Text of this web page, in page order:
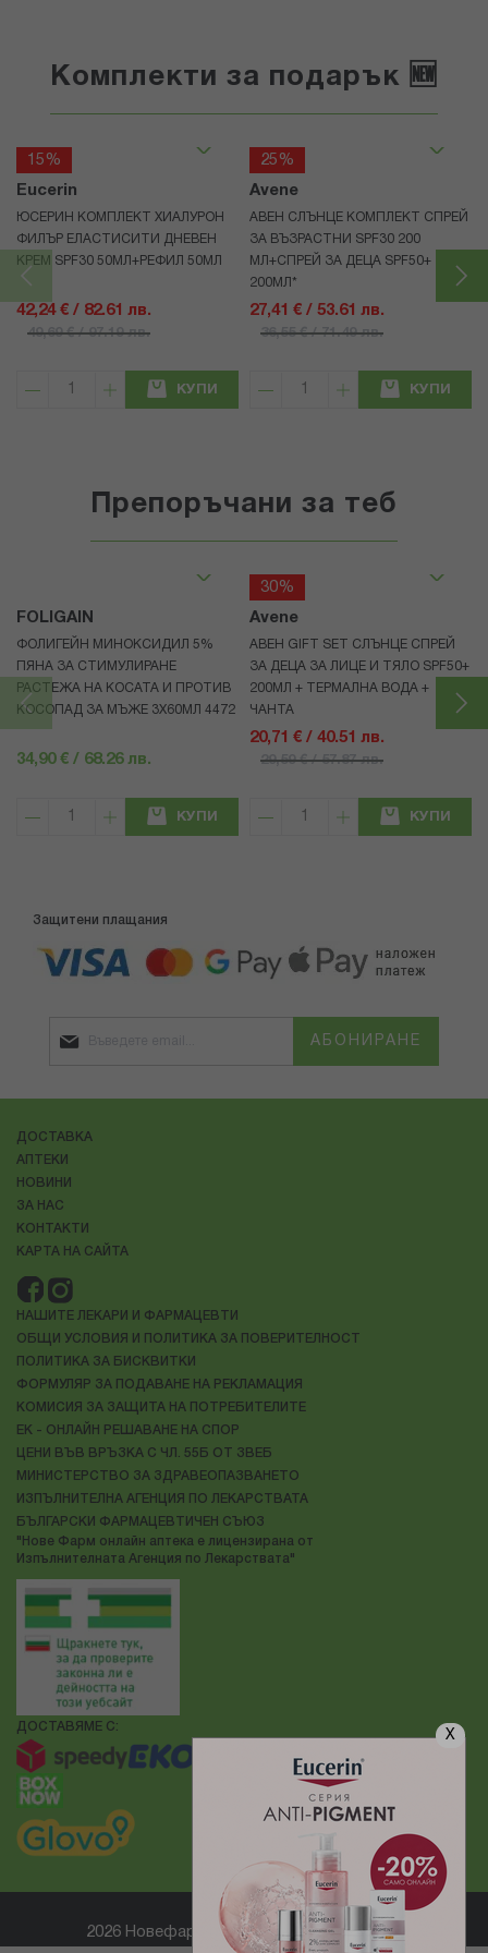
X
Комплекти за подарък 🆕
15%
Eucerin
ЮСЕРИН КОМПЛЕКТ ХИАЛУРОН
ФИЛЪР ЕЛАСТИСИТИ ДНЕВЕН
КРЕМ SPF30 50МЛ+РЕФИЛ 50МЛ
42,24 € / 82.61 лв.
49,69 € / 97.19 лв.
КУПИ
25%
Avene
АВЕН СЛЪНЦЕ КОМПЛЕКТ СПРЕЙ
ЗА ВЪЗРАСТНИ SPF30 200
МЛ+СПРЕЙ ЗА ДЕЦА SPF50+
200МЛ*
27,41 € / 53.61 лв.
36,55 € / 71.49 лв.
КУПИ
Препоръчани за теб
FOLIGAIN
ФОЛИГЕЙН МИНОКСИДИЛ 5%
ПЯНА ЗА СТИМУЛИРАНЕ
РАСТЕЖА НА КОСАТА И ПРОТИВ
КОСОПАД ЗА МЪЖЕ 3X60МЛ 4472
34,90 € / 68.26 лв.
КУПИ
30%
Avene
АВЕН GIFT SET СЛЪНЦЕ СПРЕЙ
ЗА ДЕЦА ЗА ЛИЦЕ И ТЯЛО SPF50+
200МЛ + ТЕРМАЛНА ВОДА +
ЧАНТА
20,71 € / 40.51 лв.
29,59 € / 57.87 лв.
КУПИ
Защитени плащания
АБОНИРАНЕ
ДОСТАВКА
АПТЕКИ
НОВИНИ
ЗА НАС
КОНТАКТИ
КАРТА НА САЙТА
НАШИТЕ ЛЕКАРИ И ФАРМАЦЕВТИ
ОБЩИ УСЛОВИЯ И ПОЛИТИКА ЗА ПОВЕРИТЕЛНОСТ
ПОЛИТИКА ЗА БИСКВИТКИ
ФОРМУЛЯР ЗА ПОДАВАНЕ НА РЕКЛАМАЦИЯ
КОМИСИЯ ЗА ЗАЩИТА НА ПОТРЕБИТЕЛИТЕ
ЕК - ОНЛАЙН РЕШАВАНЕ НА СПОР
ЦЕНИ ВЪВ ВРЪЗКА С ЧЛ. 55Б ОТ ЗВЕБ
МИНИСТЕРСТВО ЗА ЗДРАВЕОПАЗВАНЕТО
ИЗПЪЛНИТЕЛНА АГЕНЦИЯ ПО ЛЕКАРСТВАТА
БЪЛГАРСКИ ФАРМАЦЕВТИЧЕН СЪЮЗ
"Нове Фарм онлайн аптека е лицензирана от
Изпълнителната Агенция по Лекарствата"
ДОСТАВЯМЕ С:
2026 Новефарм ® Всички права запазени